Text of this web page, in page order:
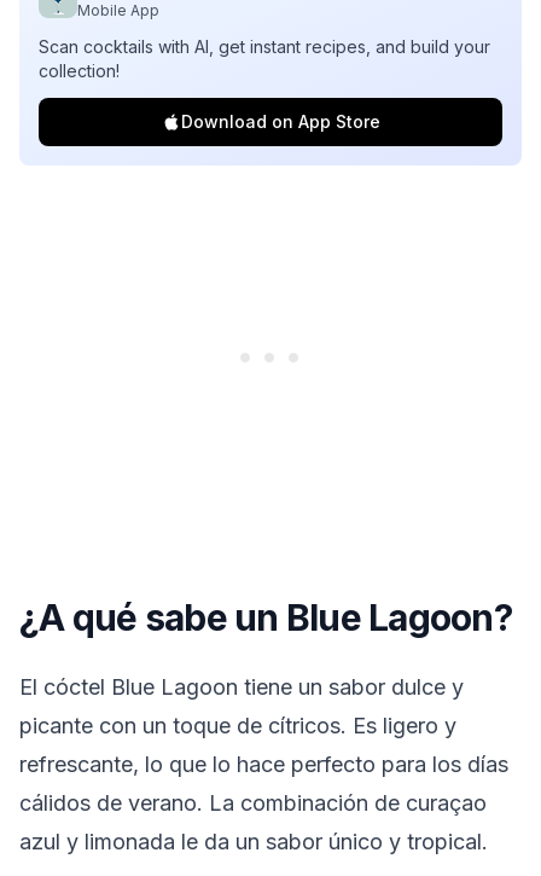
Mobile App
Scan cocktails with AI, get instant recipes, and build your
collection!
Download on App Store
¿A qué sabe un Blue Lagoon?
El cóctel Blue Lagoon tiene un sabor dulce y
picante con un toque de cítricos. Es ligero y
refrescante, lo que lo hace perfecto para los días
cálidos de verano. La combinación de curaçao
azul y limonada le da un sabor único y tropical.